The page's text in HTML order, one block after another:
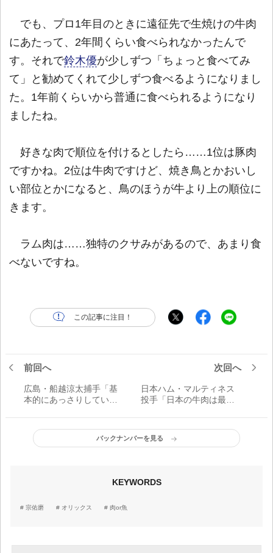
でも、プロ1年目のときに遠征先で生焼けの牛肉
にあたって、2年間くらい食べられなかったんで
す。それで鈴木優が少しずつ「ちょっと食べてみ
て」と勧めてくれて少しずつ食べるようになりまし
た。1年前くらいから普通に食べられるようになり
ましたね。
好きな肉で順位を付けるとしたら……1位は豚肉
ですかね。2位は牛肉ですけど、焼き鳥とかおいし
い部位とかになると、鳥のほうが牛より上の順位に
きます。
ラム肉は……独特のクサみがあるので、あまり食
べないですね。
この記事に注目！
前回へ
広島・船越涼太捕手「基
本的にあっさりしている
魚
次回へ
日本ハム・マルティネス
投手「日本の牛肉は最高
バックナンバーを見る
KEYWORDS
宗佑磨 オリックス 肉or魚